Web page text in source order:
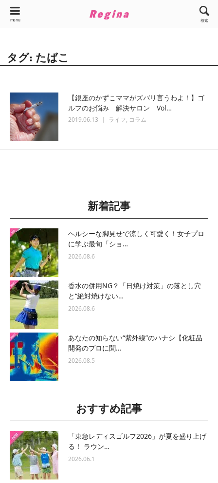
menu 検索
タグ: たばこ
【銀座のかずこママがズバリ言うわよ！】ゴ
ルフのお悩み 解決サロン Vol…
2019.06.13 ライフ コラム
新着記事
ヘルシーな脚見せで涼しく可愛く！女子プロ
に学ぶ最旬「ショ…
2026.08.6
香水の併用NG？「日焼け対策」の落とし穴
と“絶対焼けない…
2026.08.6
あなたの知らない“紫外線”のハナシ【化粧品
開発のプロに聞…
2026.08.5
おすすめ記事
「東急レディスゴルフ2026」が夏を盛り上げ
る！ ラウン…
2026.06.1